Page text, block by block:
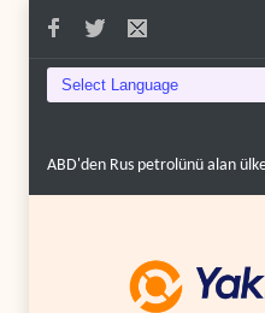
Rus petrolünü alan ülkelere